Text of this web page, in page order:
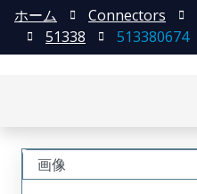
ホーム Connectors
51338
513380674
画像